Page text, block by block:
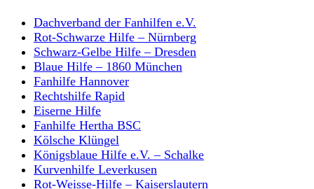
Dachverband der Fanhilfen e.V.
Rot-Schwarze Hilfe – Nürnberg
Schwarz-Gelbe Hilfe – Dresden
Blaue Hilfe – 1860 München
Fanhilfe Hannover
Rechtshilfe Rapid
Eiserne Hilfe
Fanhilfe Hertha BSC
Kölsche Klüngel
Königsblaue Hilfe e.V. – Schalke
Kurvenhilfe Leverkusen
Rot-Weisse-Hilfe – Kaiserslautern